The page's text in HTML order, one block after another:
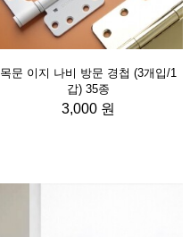
목문 이지 나비 방문 경첩 (3개입/1
갑) 35종
3,000 원